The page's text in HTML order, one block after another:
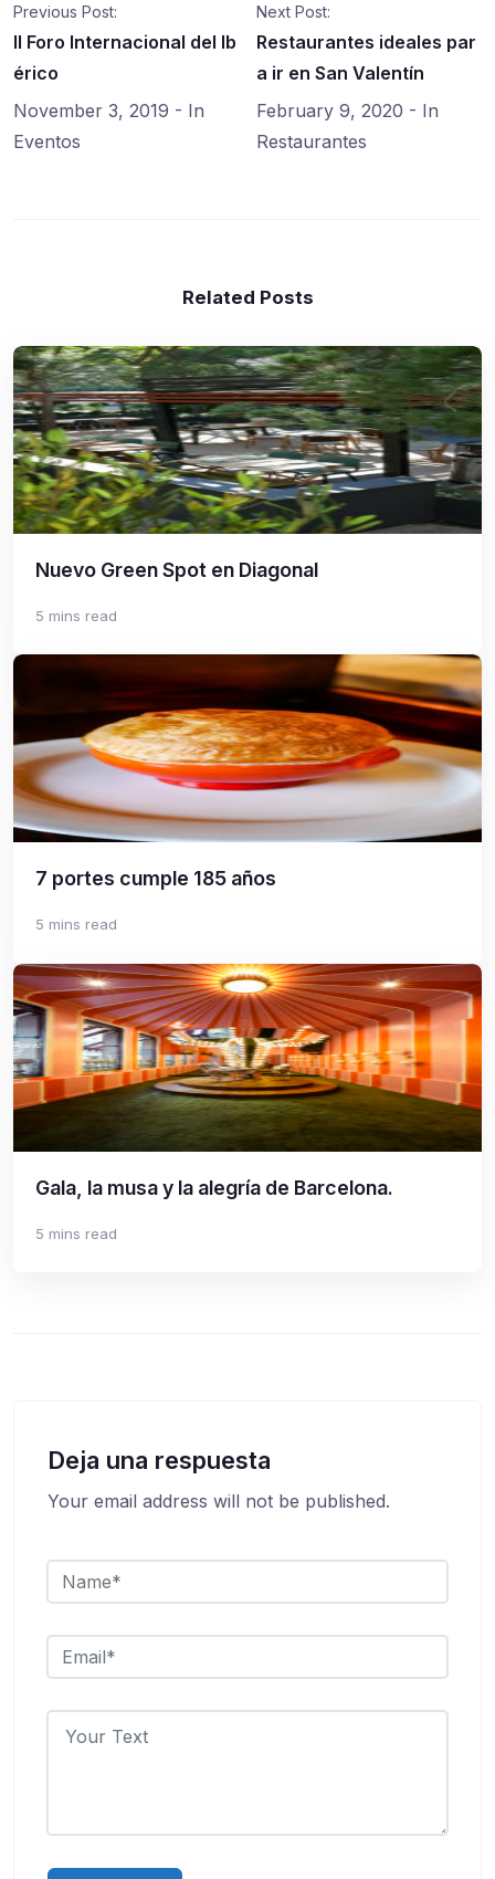
Previous Post:
II Foro Internacional del Ib
érico
November 3, 2019 - In
Eventos
Next Post:
Restaurantes ideales par
a ir en San Valentín
February 9, 2020 - In
Restaurantes
Related Posts
Nuevo Green Spot en Diagonal
5 mins read
7 portes cumple 185 años
5 mins read
Gala, la musa y la alegría de Barcelona.
5 mins read
Deja una respuesta
Your email address will not be published.